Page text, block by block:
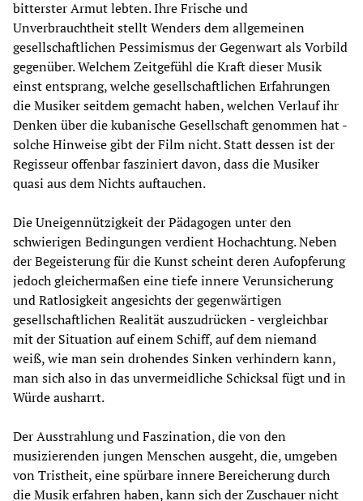
bitterster Armut lebten. Ihre Frische und
Unverbrauchtheit stellt Wenders dem allgemeinen
gesellschaftlichen Pessimismus der Gegenwart als Vorbild
gegenüber. Welchem Zeitgefühl die Kraft dieser Musik
einst entsprang, welche gesellschaftlichen Erfahrungen
die Musiker seitdem gemacht haben, welchen Verlauf ihr
Denken über die kubanische Gesellschaft genommen hat -
solche Hinweise gibt der Film nicht. Statt dessen ist der
Regisseur offenbar fasziniert davon, dass die Musiker
quasi aus dem Nichts auftauchen.
Die Uneigennützigkeit der Pädagogen unter den
schwierigen Bedingungen verdient Hochachtung. Neben
der Begeisterung für die Kunst scheint deren Aufopferung
jedoch gleichermaßen eine tiefe innere Verunsicherung
und Ratlosigkeit angesichts der gegenwärtigen
gesellschaftlichen Realität auszudrücken - vergleichbar
mit der Situation auf einem Schiff, auf dem niemand
weiß, wie man sein drohendes Sinken verhindern kann,
man sich also in das unvermeidliche Schicksal fügt und in
Würde ausharrt.
Der Ausstrahlung und Faszination, die von den
musizierenden jungen Menschen ausgeht, die, umgeben
von Tristheit, eine spürbare innere Bereicherung durch
die Musik erfahren haben, kann sich der Zuschauer nicht